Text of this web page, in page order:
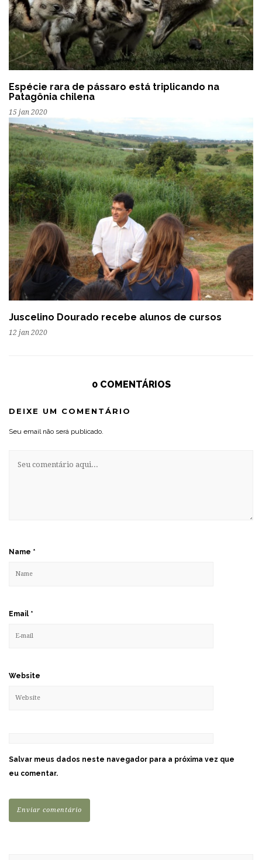
Espécie rara de pássaro está triplicando na
Patagônia chilena
15 jan 2020
Juscelino Dourado recebe alunos de cursos
12 jan 2020
0 COMENTÁRIOS
DEIXE UM COMENTÁRIO
Seu email não será publicado.
Name *
Email *
Website
Salvar meus dados neste navegador para a próxima vez que
eu comentar.